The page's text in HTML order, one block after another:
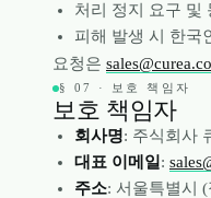
처리 정지 요구 및
피해 발생 시 한국
요청은 sales@curea.co
§ 07 · 보호 책임자
보호 책임자
회사명: 주식회사
대표 이메일 :
주소: 서울특별시